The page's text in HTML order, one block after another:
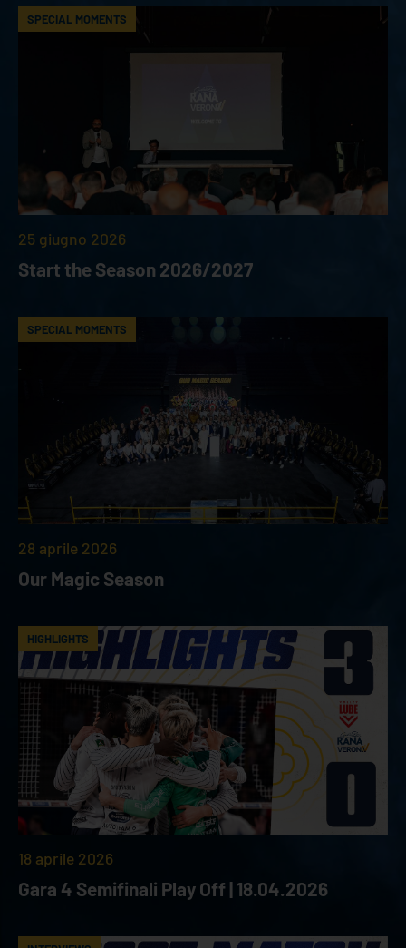
SPECIAL MOMENTS
25 giugno 2026
Start the Season 2026/2027
SPECIAL MOMENTS
28 aprile 2026
Our Magic Season
HIGHLIGHTS
18 aprile 2026
Gara 4 Semifinali Play Off | 18.04.2026